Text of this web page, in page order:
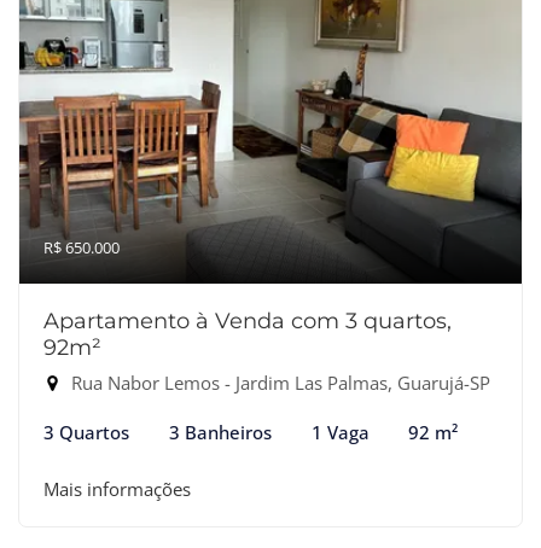
R$ 650.000
Apartamento à Venda com 3 quartos,
92m²
Rua Nabor Lemos - Jardim Las Palmas, Guarujá-SP
3 Quartos 3 Banheiros 1 Vaga 92 m²
Mais informações